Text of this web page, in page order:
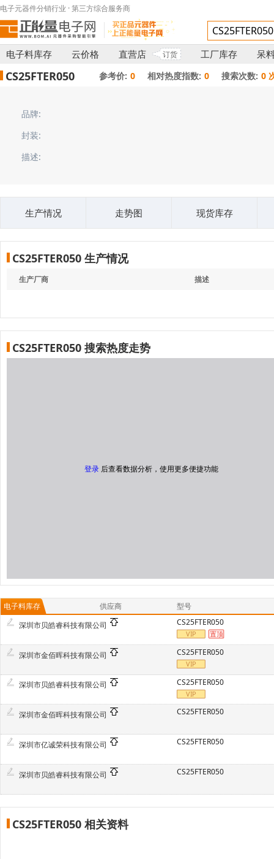
电子元器件分销行业 · 第三方综合服务商
电子料库存 云价格 直营店 订货 工厂库存 呆
CS25FTER050 参考价: 0 相对热度指数: 0 搜索次数: 0
品牌:
封装:
描述:
生产情况 走势图 现货库存
CS25FTER050 生产情况
生产厂商 描述
CS25FTER050 搜索热度走势
登录 后查看数据分析，使用更多便捷功能
电子料库存 供应商
型号
深圳市贝皓睿科技有限公司
CS25FTER050
深圳市金佰晖科技有限公司 CS25FTER050
深圳市贝皓睿科技有限公司 CS25FTER050
深圳市金佰晖科技有限公司 CS25FTER050
深圳市亿诚荣科技有限公司 CS25FTER050
深圳市贝皓睿科技有限公司 CS25FTER050
CS25FTER050 相关资料